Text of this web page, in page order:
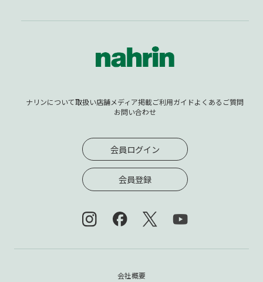
ナリンについて取扱い店舗メディア掲載ご利用ガイドよくあるご質問
お問い合わせ
会員ログイン
会員登録
会社概要